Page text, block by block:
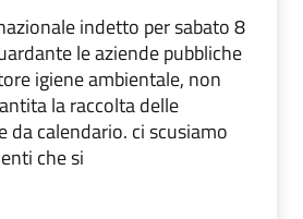
indetto per sabato 8
le aziende pubbliche
igiene ambientale, non
la raccolta delle
da calendario. ci scusiamo
che si